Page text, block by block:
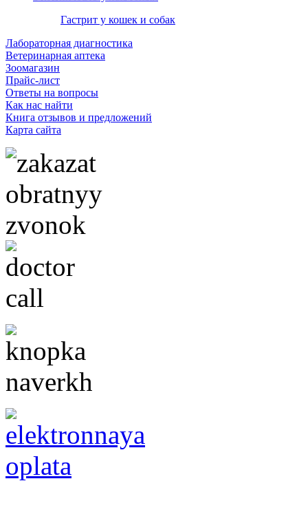
Гастрит у кошек и собак
Лабораторная диагностика
Ветеринарная аптека
Зоомагазин
Прайс-лист
Ответы на вопросы
Как нас найти
Книга отзывов и предложений
Карта сайта